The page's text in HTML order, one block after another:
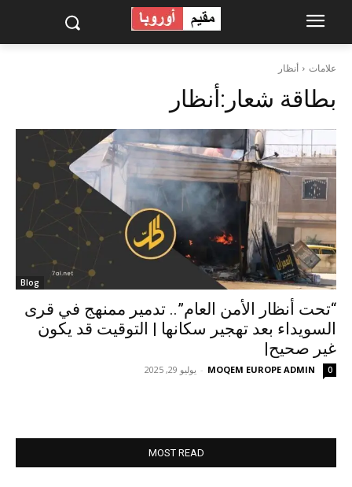
علامات أنظار
بطاقة شعار:أنظار
Blog
“تحت أنظار الأمن العام”.. تدمير ممنهج في قرى
السويداء بعد تهجير سكانها | التوقيت قد يكون
غير صحيح|
MOQEM EUROPE ADMIN
- يوليو 29, 2025 0
MOST READ